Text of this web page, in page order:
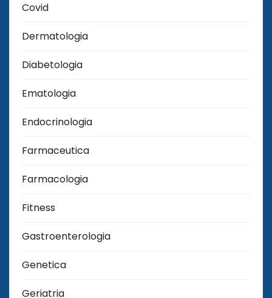
Covid
Dermatologia
Diabetologia
Ematologia
Endocrinologia
Farmaceutica
Farmacologia
Fitness
Gastroenterologia
Genetica
Geriatria